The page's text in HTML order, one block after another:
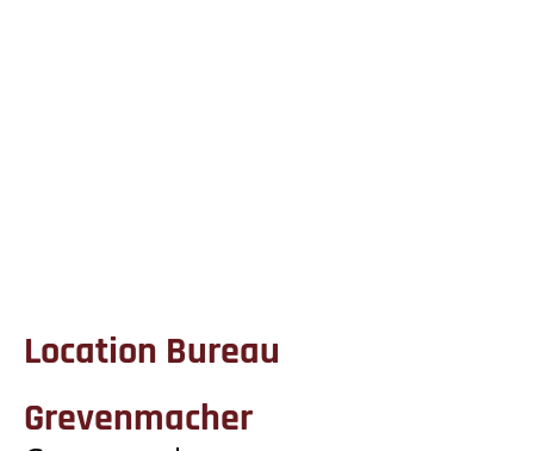
Location Bureau
Grevenmacher